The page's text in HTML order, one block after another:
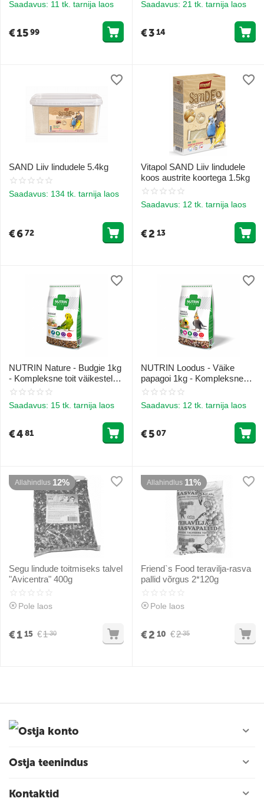
Saadavus: 11 tk. tarnija laos
€1599
Saadavus: 21 tk. tarnija laos
€314
SAND Liiv lindudele 5.4kg
Saadavus: 134 tk. tarnija laos
€672
Vitapol SAND Liiv lindudele
koos austrite koortega 1.5kg
Saadavus: 12 tk. tarnija laos
€2 13
NUTRIN Nature - Budgie 1kg
- Kompleksne toit väikestele
papagoidele
Saadavus: 15 tk. tarnija laos
€481
NUTRIN Loodus - Väike
papagoi 1kg - Kompleksne
toit väikestele papagoidele
Saadavus: 12 tk. tarnija laos
€507
Allahindlus 12%
Segu lindude toitmiseks talvel
"Avicentra" 400g
Pole laos
€1 30
€115
Allahindlus 11%
Friend`s Food teravilja-rasva
pallid võrgus 2*120g
Pole laos
€2 35
€2 10
Ostja konto
Ostja teenindus
Kontaktid